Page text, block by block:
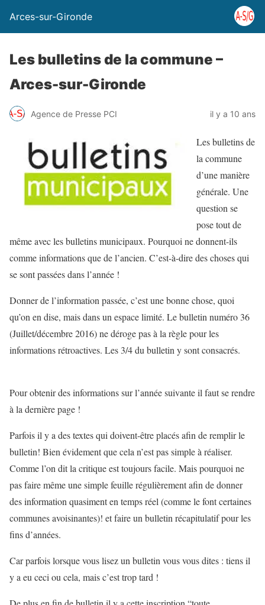
Arces-sur-Gironde
Les bulletins de la commune –
Arces-sur-Gironde
Agence de Presse PCI il y a 10 ans
Les bulletins de
la commune
d’une manière
générale. Une
question se
pose tout de
même avec les bulletins municipaux. Pourquoi ne donnent-ils
comme informations que de l’ancien. C’est-à-dire des choses qui
se sont passées dans l’année !
Donner de l’information passée, c’est une bonne chose, quoi
qu’on en dise, mais dans un espace limité. Le bulletin numéro 36
(Juillet/décembre 2016) ne déroge pas à la règle pour les
informations rétroactives. Les 3/4 du bulletin y sont consacrés.
Pour obtenir des informations sur l’année suivante il faut se rendre
à la dernière page !
Parfois il y a des textes qui doivent-être placés afin de remplir le
bulletin! Bien évidement que cela n’est pas simple à réaliser.
Comme l’on dit la critique est toujours facile. Mais pourquoi ne
pas faire même une simple feuille régulièrement afin de donner
des information quasiment en temps réel (comme le font certaines
communes avoisinantes)! et faire un bulletin récapitulatif pour les
fins d’années.
Car parfois lorsque vous lisez un bulletin vous vous dites : tiens il
y a eu ceci ou cela, mais c’est trop tard !